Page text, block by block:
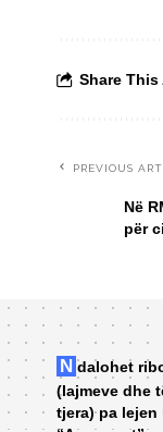
Share This
PREVIOUS
Në
për
Ndalohet ribotimi i përmbajtjes
(lajmeve dhe
tjera) pa